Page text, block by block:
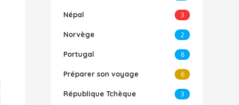
Népal 3
Norvège 2
Portugal 8
Préparer son voyage 6
République Tchèque 3